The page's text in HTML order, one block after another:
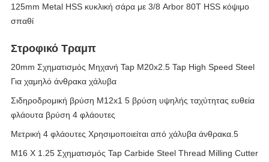
125mm Metal HSS κυκλική σάρα με 3/8 Arbor 80T HSS κόψιμο
σπαθί
Στροφικό Τραμπ
20mm Σχηματισμός Μηχανή Tap M20x2.5 Tap High Speed Steel
Για χαμηλό άνθρακα χάλυβα
Σιδηροδρομική βρύση M12x1 5 βρύση υψηλής ταχύτητας ευθεία
φλάουτα βρύση 4 φλάουτες
Μετρική 4 φλάουτες Χρησιμοποιείται από χάλυβα άνθρακα.5
M16 X 1.25 Σχηματισμός Tap Carbide Steel Thread Milling Cutter